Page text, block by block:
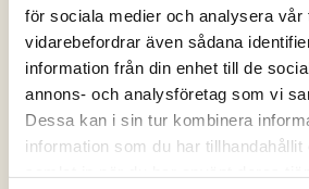
för sociala medier och analysera vår
vidarebefordrar även sådana
information från din enhet till de
annons- och analysföretag som vi
Dessa kan i sin tur kombinera
information som du har tillhandahållit